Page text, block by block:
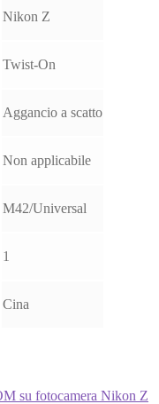
Nikon Z
Twist-On
Aggancio a scatto
Non applicabile
M42/Universal
1
Cina